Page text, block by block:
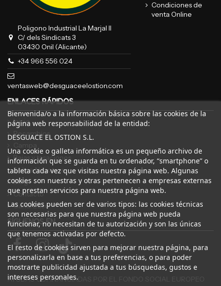
Poligono Industrial La Marjal II
C/ dels Sindicats 3
03430 Onil (Alicante)
+34 966 556 024
ventasweb@desguaceelostion.com
Condiciones de
venta Online
ENLACES RÁPIDOS
Inicio
Recambios
Bajas y tasaciones
Sobre Nosotros
Blog
Contacto
Canal Ético
Bienvenida/o a la información básica sobre las cookies de la
página web responsabilidad de la entidad:
DESGUACE EL OSTION S.L.
Una cookie o galleta informática es un pequeño archivo de
información que se guarda en tu ordenador, “smartphone” o
tableta cada vez que visitas nuestra página web. Algunas
cookies son nuestras y otras pertenecen a empresas externas
que prestan servicios para nuestra página web.
Las cookies pueden ser de varios tipos: las cookies técnicas
son necesarias para que nuestra página web pueda
funcionar, no necesitan de tu autorización y son las únicas
que tenemos activadas por defecto.
El resto de cookies sirven para mejorar nuestra página, para
personalizarla en base a tus preferencias, o para poder
mostrarte publicidad ajustada a tus búsquedas, gustos e
intereses personales.
SÍGUENOS EN
AYUDAS COFINANCIADAS POR EL FONDO SOCIAL EUROPEO